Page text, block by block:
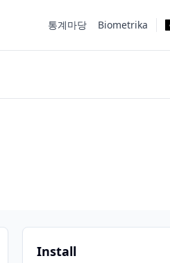
통계마당 Biometrika
Install